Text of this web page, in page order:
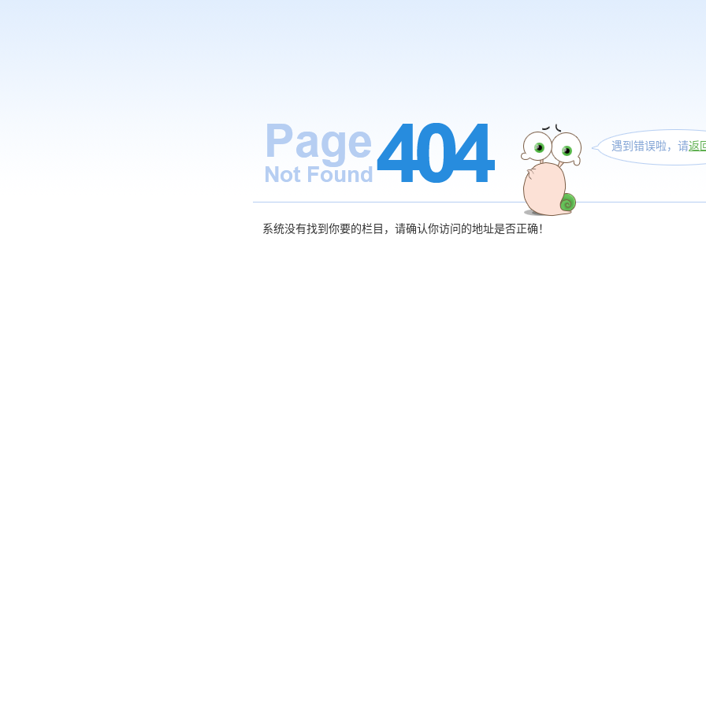
遇到错误啦，请返
系统没有找到你要的栏目，请确认你访问的地址是否正确！